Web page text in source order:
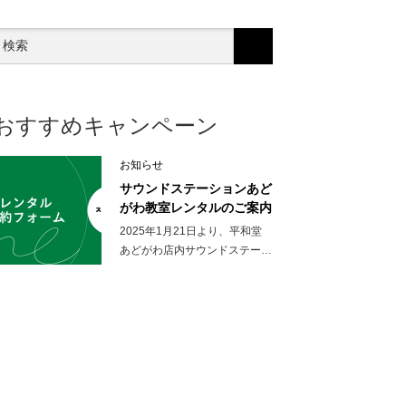
すすめキャンペーン
お知らせ
サウンドステーションあど
がわ教室レンタルのご案内
2025年1月21日より、平和堂
あどがわ店内サウンドステー…